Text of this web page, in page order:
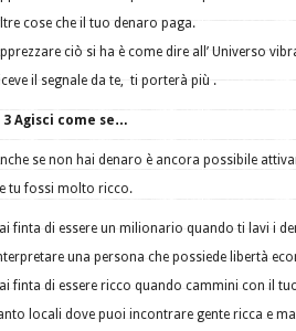
cose che il tuo denaro paga.
ciò si ha è come dire all’ Universo
il segnale da te, ti porterà più .
3 Agisci come se…
se non hai denaro è ancora possibile
tu fossi molto ricco.
finta di essere un milionario quando ti lavi i
una persona che possiede libertà
finta di essere ricco quando cammini con il
locali dove puoi incontrare gente ricca e